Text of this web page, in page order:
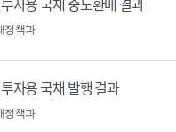
정책과
자용 국채 발행 결과
정책과